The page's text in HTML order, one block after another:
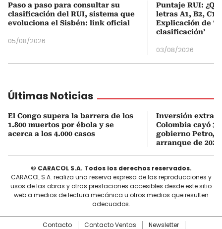
Paso a paso para consultar su
clasificación del RUI, sistema que
evoluciona el Sisbén: link oficial
05/08/2026
Puntaje RUI:
letras A1, B2, C1
Explicación de
clasificación’
03/08/2026
Últimas Noticias
El Congo supera la barrera de los
1.800 muertos por ébola y se
acerca a los 4.000 casos
Inversión
Colombia cayó
gobierno Petro,
arranque de 2026
© CARACOL S.A. Todos los derechos reservados.
CARACOL S.A. realiza una reserva expresa de las reproducciones y
usos de las obras y otras prestaciones accesibles desde este sitio
web a medios de lectura mecánica u otros medios que resulten
adecuados.
Contacto Contacto Ventas Newsletter